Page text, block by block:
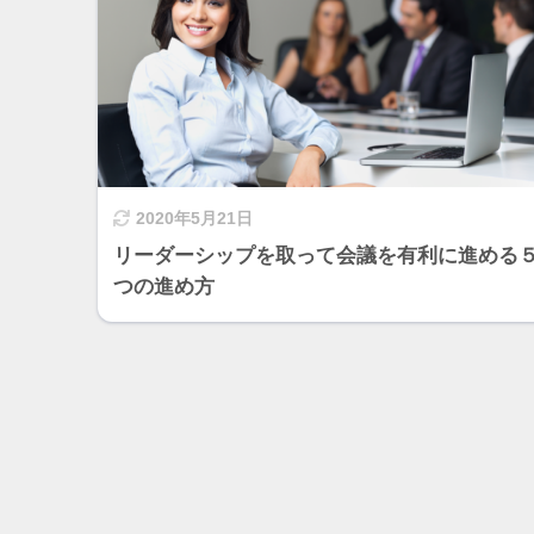
2020年5月21日
リーダーシップを取って会議を有利に進める
つの進め方